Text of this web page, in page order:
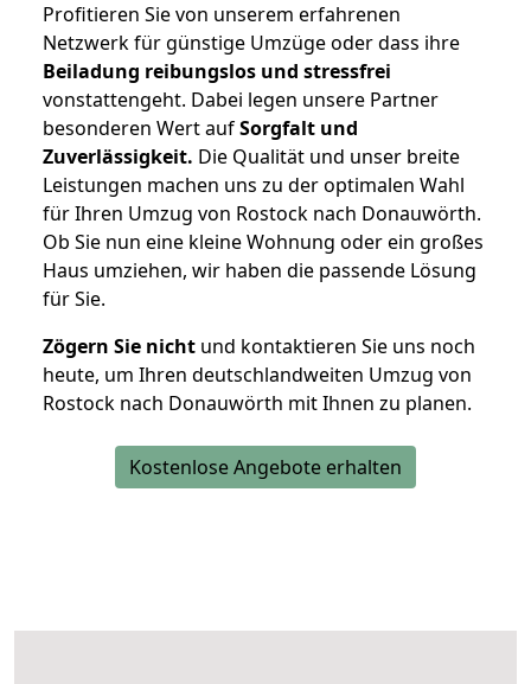
Profitieren Sie von unserem erfahrenen
Netzwerk für günstige Umzüge oder dass ihre
Beiladung reibungslos und stressfrei
vonstattengeht. Dabei legen unsere Partner
besonderen Wert aufSorgfalt und
Zuverlässigkeit. Die Qualität und unser breite
Leistungen machen uns zu der optimalen Wahl
für Ihren Umzug von Rostock nach Donauwörth.
Ob Sie nun eine kleine Wohnung oder ein großes
Haus umziehen, wir haben die passende Lösung
für Sie.
Zögern Sie nicht und kontaktieren Sie uns noch
heute, um Ihren deutschlandweiten Umzug von
Rostock nach Donauwörth mit Ihnen zu planen.
Kostenlose Angebote erhalten